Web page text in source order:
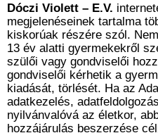
Dóczi Violett – E.V.
megjelenéseinek tartalma
kiskorúak részére szól.
13 év alatti gyermekekről
szülői vagy gondviselői
gondviselői kérhetik a
kiadását, törlését. Ha az
adatkezelés,
nyilvánvalóvá az életkor,
hozzájárulás beszerzése